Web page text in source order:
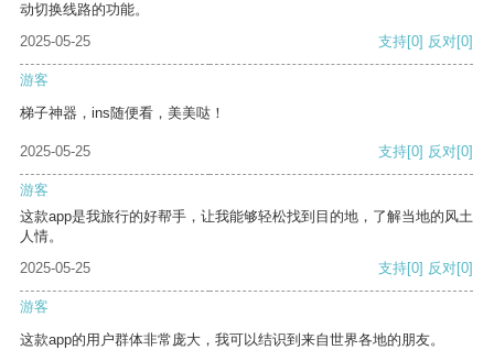
动切换线路的功能。
2025-05-25
支持[0] 反对[0]
游客
梯子神器，ins随便看，美美哒！
2025-05-25 支持[0] 反对[0]
游客
这款app是我旅行的好帮手，让我能够轻松找到目的地，了解当地的风土
人情。
2025-05-25
支持[0] 反对[0]
游客
这款app的用户群体非常庞大，我可以结识到来自世界各地的朋友。